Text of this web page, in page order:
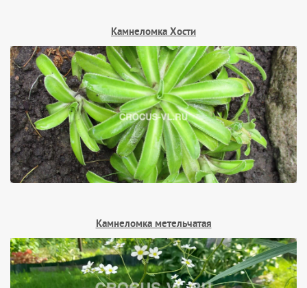
Камнеломка Хости
Камнеломка метельчатая